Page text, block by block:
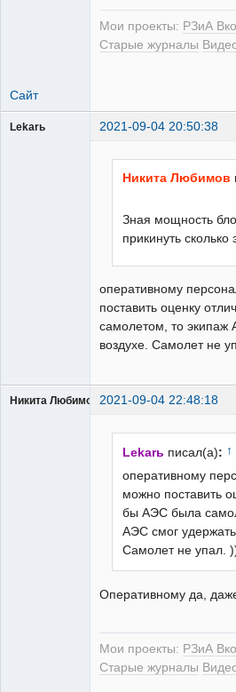
Мои проекты: РЗиА
Старые журналы
Сайт
Lekarь 2021-09-04 20:50:38
Никита Любимов
Зная мощность
прикинуть сколько
оперативному
поставить оценку
самолетом, то экипаж
воздухе. Самолет не
Никита Любимов 2021-09-04 22:48:18
Lekarь писал(а): ↑
оперативному
можно поставить
бы АЭС была
АЭС смог удержать
Самолет не упал.
Оперативному да,
Мои проекты: РЗиА
Старые журналы